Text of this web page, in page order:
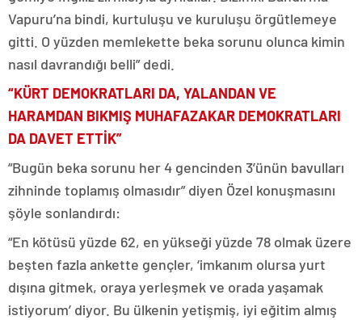
Vapuru’na bindi, kurtuluşu ve kuruluşu örgütlemeye
gitti. O yüzden memlekette beka sorunu olunca kimin
nasıl davrandığı belli” dedi.
“KÜRT DEMOKRATLARI DA, YALANDAN VE
HARAMDAN BIKMIŞ MUHAFAZAKAR DEMOKRATLARI
DA DAVET ETTİK”
“Bugün beka sorunu her 4 gencinden 3’ünün bavulları
zihninde toplamış olmasıdır” diyen Özel konuşmasını
şöyle sonlandırdı:
“En kötüsü yüzde 62, en yükseği yüzde 78 olmak üzere
beşten fazla ankette gençler, ‘imkanım olursa yurt
dışına gitmek, oraya yerleşmek ve orada yaşamak
istiyorum’ diyor. Bu ülkenin yetişmiş, iyi eğitim almış